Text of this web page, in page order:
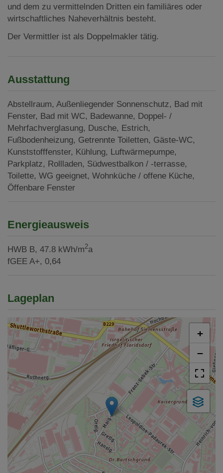
und dem zu vermittelnden Dritten ein familiäres oder
wirtschaftliches Naheverhältnis besteht.
Der Vermittler ist als Doppelmakler tätig.
Ausstattung
Abstellraum Außenliegender Sonnenschutz
Bad mit
Fenster Bad mit WC Badewanne Doppel- /
Mehrfachverglasung Dusche Estrich
Fußbodenheizung Getrennte Toiletten Gäste-WC
Kunststofffenster Kühlung Luftwärmepumpe
Parkplatz
Rollladen Südwestbalkon / -terrasse
Toilette WG geeignet Wohnküche / offene Küche
Öffenbare Fenster
Energieausweis
HWB B, 47.8 kWh/m2a
fGEE A+, 0,64
Lageplan
+
−